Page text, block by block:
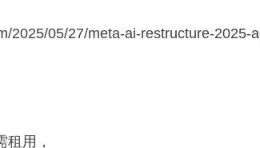
2025/05/27/meta-ai-restructure-2025-
用，